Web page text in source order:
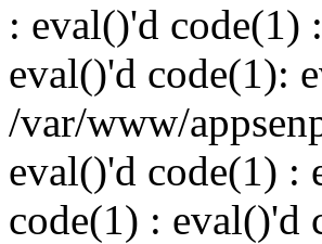
: eval()'d code(1)
eval()'d code(1):
/var/www/
eval()'d code(1) :
code(1) : eval()'d